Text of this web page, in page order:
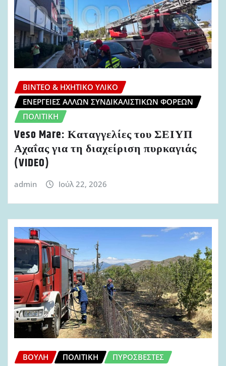
ΒΊΝΤΕΟ & ΗΧΗΤΙΚΌ ΥΛΙΚΌ
ΕΝΈΡΓΕΙΕΣ ΆΛΛΩΝ ΣΥΝΔΙΚΑΛΙΣΤΙΚΏΝ ΦΟΡΈΩΝ
ΠΟΛΙΤΙΚΉ
Veso Mare: Καταγγελίες του ΣΕΙΥΠ
Αχαΐας για τη διαχείριση πυρκαγιάς
(VIDEO)
admin Ιούλ 22, 2026
ΒΟΥΛΉ ΠΟΛΙΤΙΚΉ ΠΥΡΟΣΒΈΣΤΕΣ